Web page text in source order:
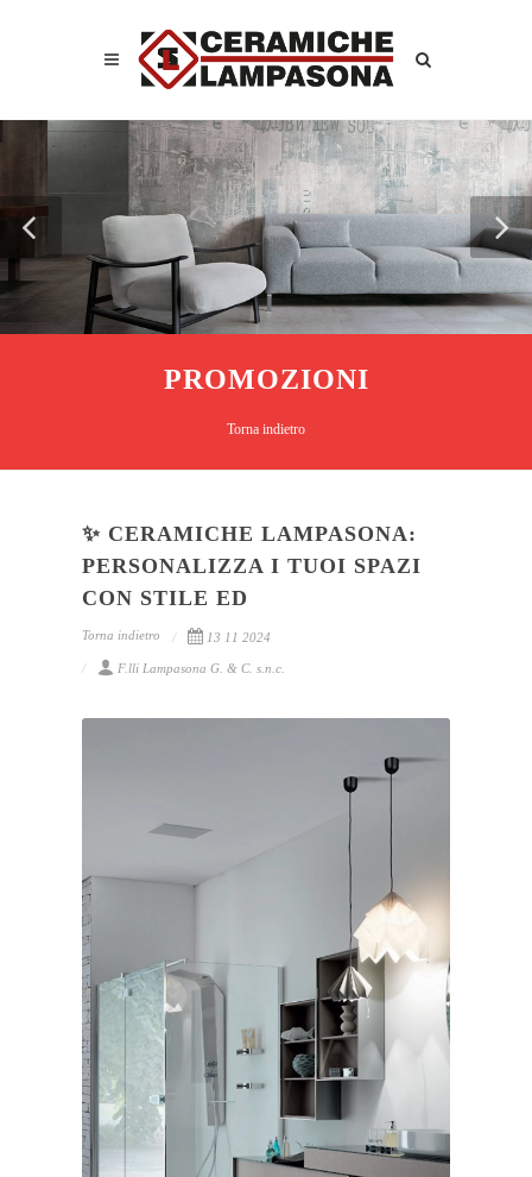
PROMOZIONI
Torna indietro
✨ CERAMICHE LAMPASONA:
PERSONALIZZA I TUOI SPAZI
CON STILE ED
Torna indietro 13 11 2024
F.lli Lampasona G. & C. s.n.c.